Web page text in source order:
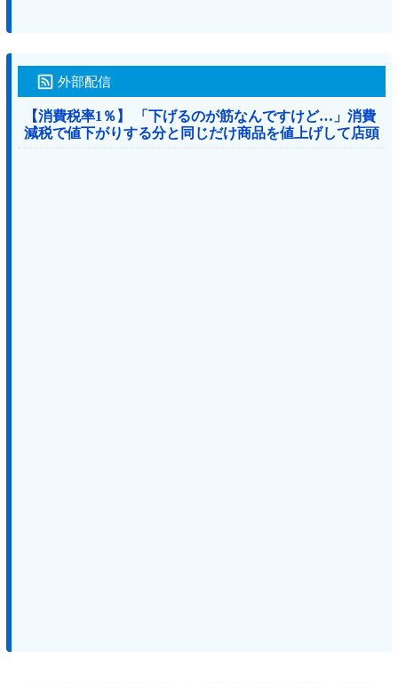
外部配信
【消費税率1％】 「下げるのが筋なんですけど…」消費
減税で値下がりする分と同じだけ商品を値上げして店頭
価格を変えない店も